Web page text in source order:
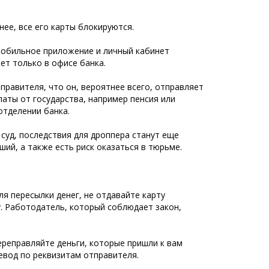
все его карты блокируются.
приложение и личный кабинет
только в офисе банка.
что он, вероятнее всего, отправляет
от государства, например пенсия или
банка.
последствия для дроппера станут еще
а также есть риск оказаться в тюрьме.
пересылки денег, не отдавайте карту
Работодатель, который соблюдает закон,
деньги, которые пришли к вам
по реквизитам отправителя.